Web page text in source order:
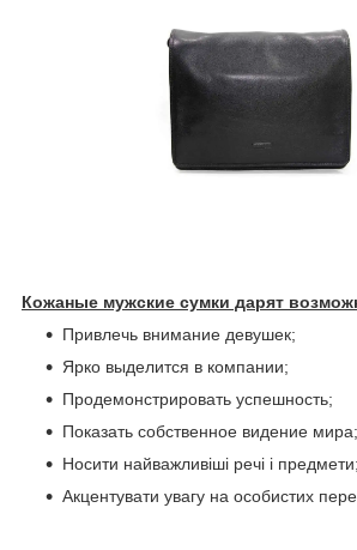
Кожаные мужские сумки дарят
Привлечь внимание девушек;
Ярко выделится в компании;
Продемонстрировать успешность;
Показать собственное видение мира;
Носити найважливіші речі і предмети;
Акцентувати увагу на особистих